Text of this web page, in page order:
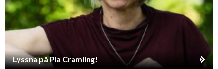
Lyssna på Pia Cramling!